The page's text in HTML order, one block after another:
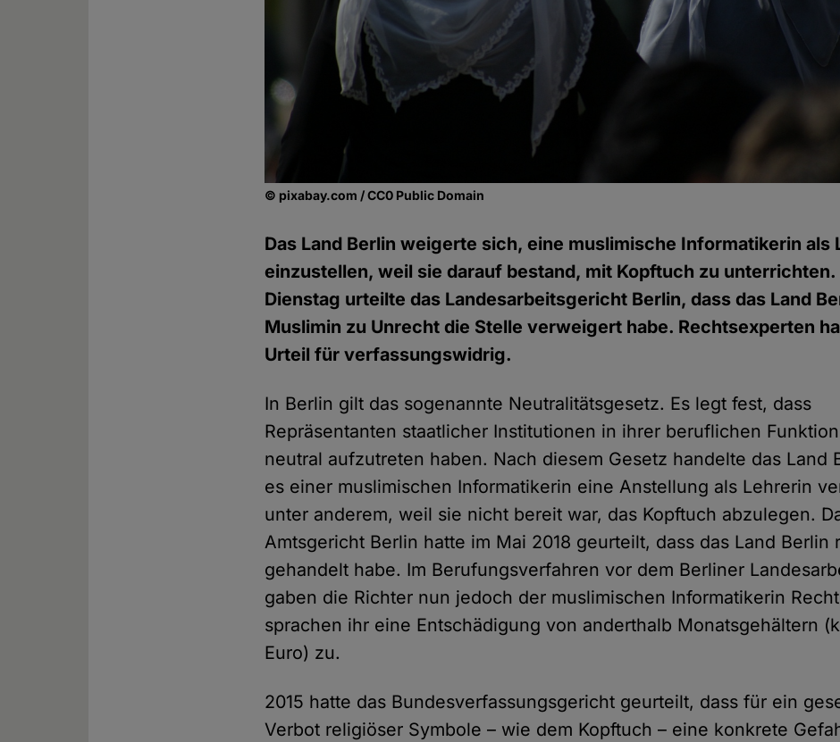
© pixabay.com / CC0 Public Domain
Das Land Berlin weigerte sich, eine muslimische Informatikerin als
einzustellen, weil sie darauf bestand, mit Kopftuch zu unterrichten.
Dienstag urteilte das Landesarbeitsgericht Berlin, dass das Land
Muslimin zu Unrecht die Stelle verweigert habe. Rechtsexperten
Urteil für verfassungswidrig.
In Berlin gilt das sogenannte Neutralitätsgesetz. Es legt fest, dass
Repräsentanten staatlicher Institutionen in ihrer beruflichen
neutral aufzutreten haben. Nach diesem Gesetz handelte das Land
es einer muslimischen Informatikerin eine Anstellung als Lehrerin
unter anderem, weil sie nicht bereit war, das Kopftuch abzulegen.
Amtsgericht Berlin hatte im Mai 2018 geurteilt, dass das Land Berlin
gehandelt habe. Im Berufungsverfahren vor dem Berliner
gaben die Richter nun jedoch der muslimischen Informatikerin
sprachen ihr eine Entschädigung von anderthalb Monatsgehältern
Euro) zu.
2015 hatte das Bundesverfassungsgericht geurteilt, dass für ein
Verbot religiöser Symbole – wie dem Kopftuch – eine konkrete